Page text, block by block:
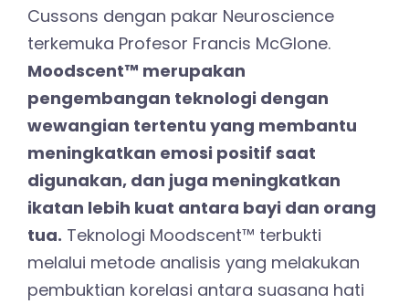
Cussons dengan pakar Neuroscience
terkemuka Profesor Francis McGlone.
Moodscent™ merupakan
pengembangan teknologi dengan
wewangian tertentu yang membantu
meningkatkan emosi positif saat
digunakan, dan juga meningkatkan
ikatan lebih kuat antara bayi dan orang
tua. Teknologi Moodscent™ terbukti
melalui metode analisis yang melakukan
pembuktian korelasi antara suasana hati